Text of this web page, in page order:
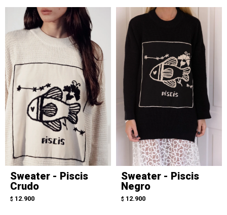
Sweater - Piscis
Crudo
$ 12.900
Sweater - Piscis
Negro
$ 12.900